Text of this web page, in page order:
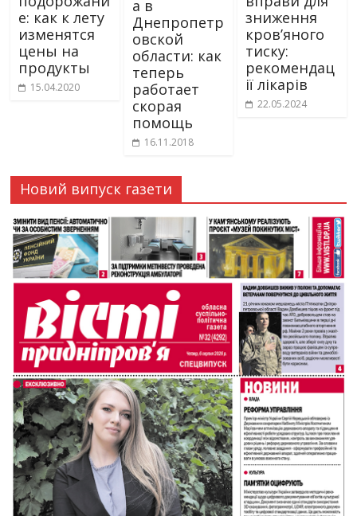
е: как к лету
изменятся
цены на
продукты
15.04.2020
а в
Днепропетр
овской
области: как
теперь
работает
скорая
помощь
16.11.2018
зниження
кров’яного
тиску:
рекомендац
ії лікарів
22.05.2024
Новий випуск газети